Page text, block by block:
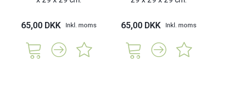
65,00 DKK Inkl. moms 65,00 DKK Inkl. moms